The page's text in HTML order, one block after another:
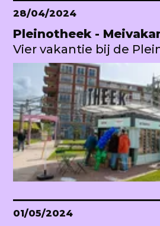
28/04/2024
Pleinotheek -
Vier vakantie bij de
01/05/2024